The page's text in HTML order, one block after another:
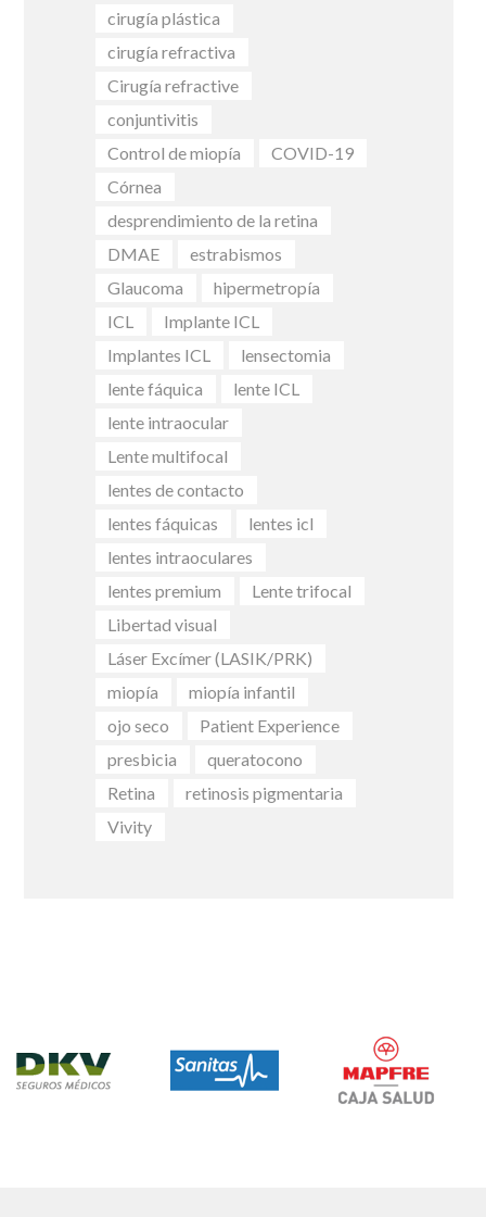
cirugía plástica
cirugía refractiva
Cirugía refractive
conjuntivitis
Control de miopía
COVID-19
Córnea
desprendimiento de la retina
DMAE
estrabismos
Glaucoma
hipermetropía
ICL
Implante ICL
Implantes ICL
lensectomia
lente fáquica
lente ICL
lente intraocular
Lente multifocal
lentes de contacto
lentes fáquicas
lentes icl
lentes intraoculares
lentes premium
Lente trifocal
Libertad visual
Láser Excímer (LASIK/PRK)
miopía
miopía infantil
ojo seco
Patient Experience
presbicia
queratocono
Retina
retinosis pigmentaria
Vivity